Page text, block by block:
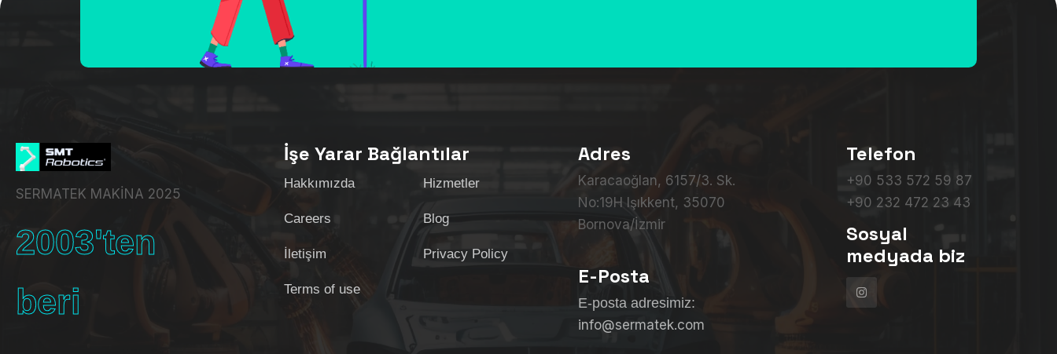
SERMATEK MAKİNA 2025
2003'ten
beri
İşe Yarar Bağlantılar
Hakkımızda Hizmetler
Careers Blog
İletişim Privacy Policy
Terms of use
Adres
Karacaoğlan, 6157/3. Sk.
No:19H Işıkkent, 35070
Bornova/İzmir
E-Posta
E-posta adresimiz:
info@sermatek.com
Telefon
+90 533 572 59 87
+90 232 472 23 43
Sosyal
medyada biz